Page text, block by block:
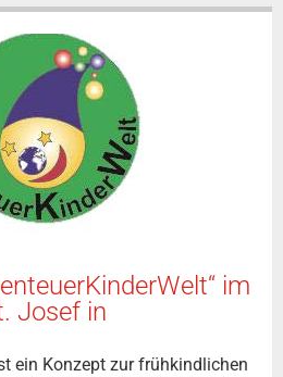
im
Josef in
ein Konzept zur frühkindlichen